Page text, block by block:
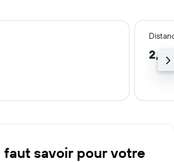
2,3
savoir pour votre